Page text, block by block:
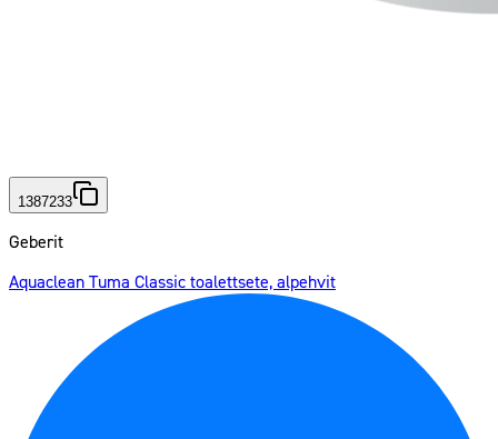
1387233
Geberit
Aquaclean Tuma Classic toalettsete, alpehvit